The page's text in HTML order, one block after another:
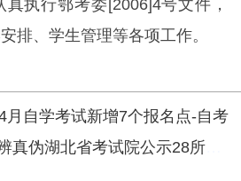
执行鄂考委[2006]4号文件，
排、学生管理等各项工作。
月自学考试新增7个报名点-自考
湖北省考试院公示28所高校名单-自考